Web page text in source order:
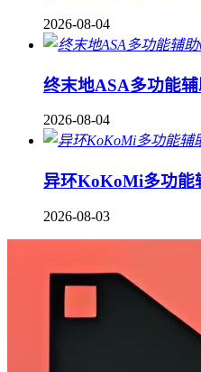
2026-08-04
终末地ASA多功能
2026-08-04
异环KoKoMi多功能
2026-08-03